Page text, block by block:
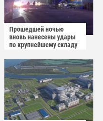
Прошедшей ночью
вновь нанесены удары
по крупнейшему складу
маркетплейса Rozetka